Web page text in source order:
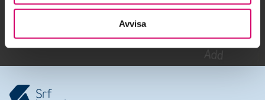
Avvisa
Lägg till i kalender